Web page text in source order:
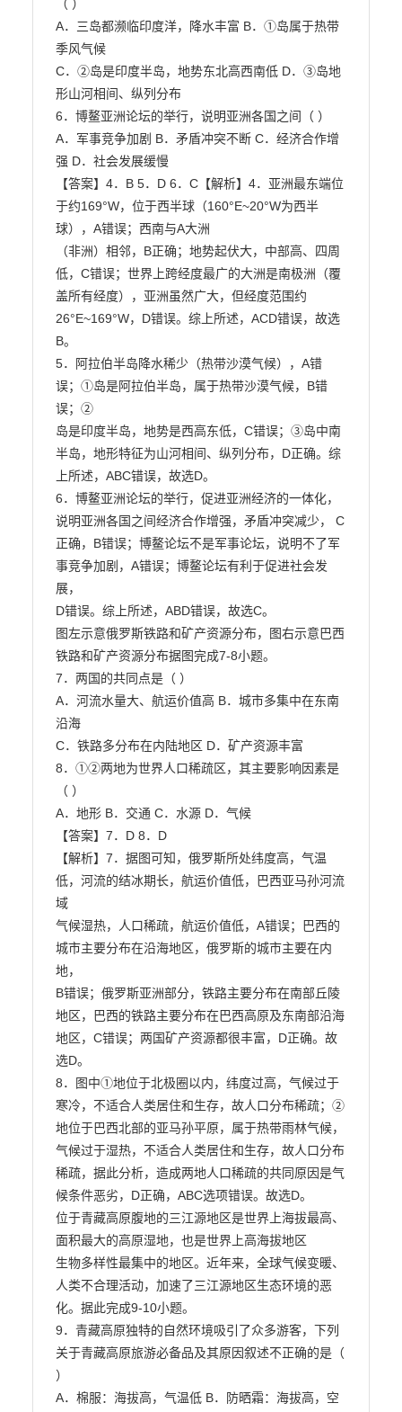
（ ）
A．三岛都濒临印度洋，降水丰富 B．①岛属于热带
季风气候
C．②岛是印度半岛，地势东北高西南低 D．③岛地
形山河相间、纵列分布
6．博鳌亚洲论坛的举行，说明亚洲各国之间（ ）
A．军事竞争加剧 B．矛盾冲突不断 C．经济合作增
强 D．社会发展缓慢
【答案】4．B 5．D 6．C【解析】4．亚洲最东端位
于约169°W，位于西半球（160°E~20°W为西半
球），A错误；西南与A大洲
（非洲）相邻，B正确；地势起伏大，中部高、四周
低，C错误；世界上跨经度最广的大洲是南极洲（覆
盖所有经度），亚洲虽然广大，但经度范围约
26°E~169°W，D错误。综上所述，ACD错误，故选
B。
5．阿拉伯半岛降水稀少（热带沙漠气候），A错
误；①岛是阿拉伯半岛，属于热带沙漠气候，B错
误；②
岛是印度半岛，地势是西高东低，C错误；③岛中南
半岛，地形特征为山河相间、纵列分布，D正确。综
上所述，ABC错误，故选D。
6．博鳌亚洲论坛的举行，促进亚洲经济的一体化，
说明亚洲各国之间经济合作增强，矛盾冲突减少， C
正确，B错误；博鳌论坛不是军事论坛，说明不了军
事竞争加剧，A错误；博鳌论坛有利于促进社会发
展，
D错误。综上所述，ABD错误，故选C。
图左示意俄罗斯铁路和矿产资源分布，图右示意巴西
铁路和矿产资源分布据图完成7-8小题。
7．两国的共同点是（ ）
A．河流水量大、航运价值高 B．城市多集中在东南
沿海
C．铁路多分布在内陆地区 D．矿产资源丰富
8．①②两地为世界人口稀疏区，其主要影响因素是
（ ）
A．地形 B．交通 C．水源 D．气候
【答案】7．D 8．D
【解析】7．据图可知，俄罗斯所处纬度高，气温
低，河流的结冰期长，航运价值低，巴西亚马孙河流
域
气候湿热，人口稀疏，航运价值低，A错误；巴西的
城市主要分布在沿海地区，俄罗斯的城市主要在内
地，
B错误；俄罗斯亚洲部分，铁路主要分布在南部丘陵
地区，巴西的铁路主要分布在巴西高原及东南部沿海
地区，C错误；两国矿产资源都很丰富，D正确。故
选D。
8．图中①地位于北极圈以内，纬度过高，气候过于
寒冷，不适合人类居住和生存，故人口分布稀疏；②
地位于巴西北部的亚马孙平原，属于热带雨林气候，
气候过于湿热，不适合人类居住和生存，故人口分布
稀疏，据此分析，造成两地人口稀疏的共同原因是气
候条件恶劣，D正确，ABC选项错误。故选D。
位于青藏高原腹地的三江源地区是世界上海拔最高、
面积最大的高原湿地，也是世界上高海拔地区
生物多样性最集中的地区。近年来，全球气候变暖、
人类不合理活动，加速了三江源地区生态环境的恶
化。据此完成9-10小题。
9．青藏高原独特的自然环境吸引了众多游客，下列
关于青藏高原旅游必备品及其原因叙述不正确的是（
）
A．棉服：海拔高，气温低 B．防晒霜：海拔高，空